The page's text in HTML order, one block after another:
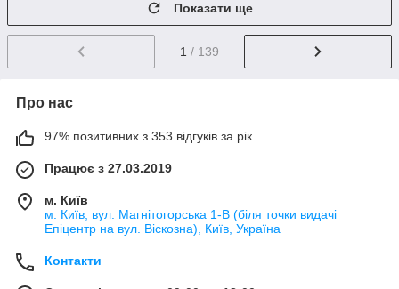
Показати ще
1 / 139
Про нас
97% позитивних з 353 відгуків за рік
Працює з 27.03.2019
м. Київ
м. Київ, вул. Магнітогорська 1-В (біля точки видачі
Епіцентр на вул. Віскозна), Київ, Україна
Контакти